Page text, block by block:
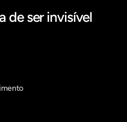
de ser invisível